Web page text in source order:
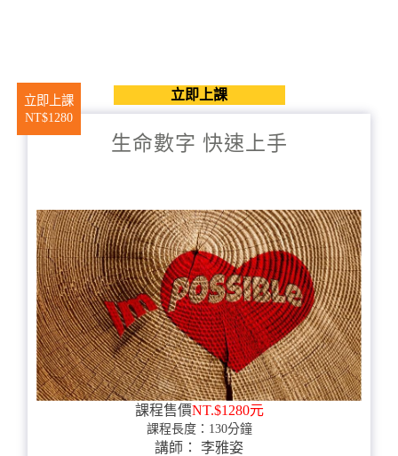
立即上課
NT$1280
立即上課
生命數字 快速上手
課程售價NT.$1280元
課程長度：130分鐘
講師： 李雅姿